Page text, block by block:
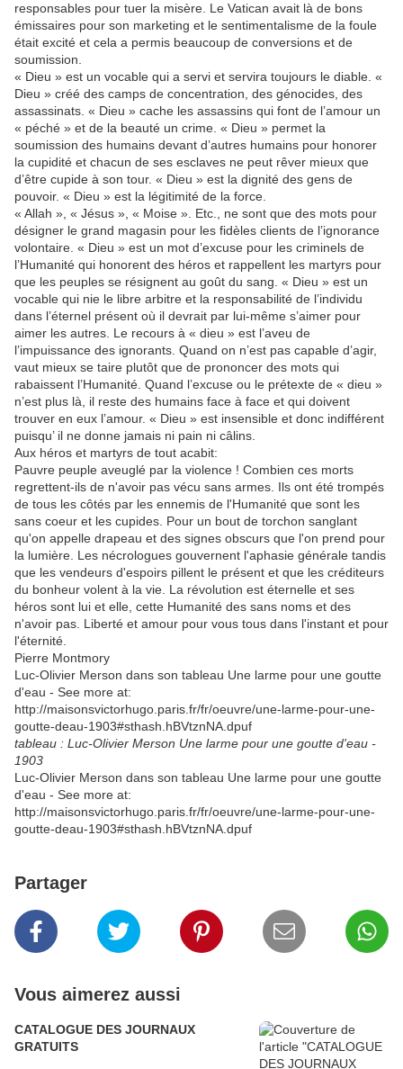
responsables pour tuer la misère. Le Vatican avait là de bons
émissaires pour son marketing et le sentimentalisme de la foule
était excité et cela a permis beaucoup de conversions et de
soumission.
« Dieu » est un vocable qui a servi et servira toujours le diable. «
Dieu » créé des camps de concentration, des génocides, des
assassinats. « Dieu » cache les assassins qui font de l’amour un
« péché » et de la beauté un crime. « Dieu » permet la
soumission des humains devant d’autres humains pour honorer
la cupidité et chacun de ses esclaves ne peut rêver mieux que
d’être cupide à son tour. « Dieu » est la dignité des gens de
pouvoir. « Dieu » est la légitimité de la force.
« Allah », « Jésus », « Moise ». Etc., ne sont que des mots pour
désigner le grand magasin pour les fidèles clients de l’ignorance
volontaire. « Dieu » est un mot d’excuse pour les criminels de
l’Humanité qui honorent des héros et rappellent les martyrs pour
que les peuples se résignent au goût du sang. « Dieu » est un
vocable qui nie le libre arbitre et la responsabilité de l’individu
dans l’éternel présent où il devrait par lui-même s’aimer pour
aimer les autres. Le recours à « dieu » est l’aveu de
l’impuissance des ignorants. Quand on n’est pas capable d’agir,
vaut mieux se taire plutôt que de prononcer des mots qui
rabaissent l’Humanité. Quand l’excuse ou le prétexte de « dieu »
n’est plus là, il reste des humains face à face et qui doivent
trouver en eux l’amour. « Dieu » est insensible et donc indifférent
puisqu’ il ne donne jamais ni pain ni câlins.
Aux héros et martyrs de tout acabit:
Pauvre peuple aveuglé par la violence ! Combien ces morts
regrettent-ils de n'avoir pas vécu sans armes. Ils ont été trompés
de tous les côtés par les ennemis de l'Humanité que sont les
sans coeur et les cupides. Pour un bout de torchon sanglant
qu'on appelle drapeau et des signes obscurs que l'on prend pour
la lumière. Les nécrologues gouvernent l'aphasie générale tandis
que les vendeurs d'espoirs pillent le présent et que les créditeurs
du bonheur volent à la vie. La révolution est éternelle et ses
héros sont lui et elle, cette Humanité des sans noms et des
n'avoir pas. Liberté et amour pour vous tous dans l'instant et pour
l'éternité.
Pierre Montmory
Luc-Olivier Merson dans son tableau Une larme pour une goutte
d'eau - See more at:
http://maisonsvictorhugo.paris.fr/fr/oeuvre/une-larme-pour-une-
goutte-deau-1903#sthash.hBVtznNA.dpuf
tableau : Luc-Olivier Merson Une larme pour une goutte d'eau -
1903
Luc-Olivier Merson dans son tableau Une larme pour une goutte
d'eau - See more at:
http://maisonsvictorhugo.paris.fr/fr/oeuvre/une-larme-pour-une-
goutte-deau-1903#sthash.hBVtznNA.dpuf
Partager
Vous aimerez aussi
CATALOGUE DES JOURNAUX
GRATUITS